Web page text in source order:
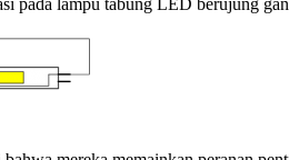
pada lampu tabung LED berujung